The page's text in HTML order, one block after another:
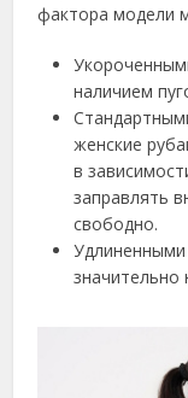
фактора модели
наличием
женские
в
заправлять
свободно.
Удлиненными
значительно